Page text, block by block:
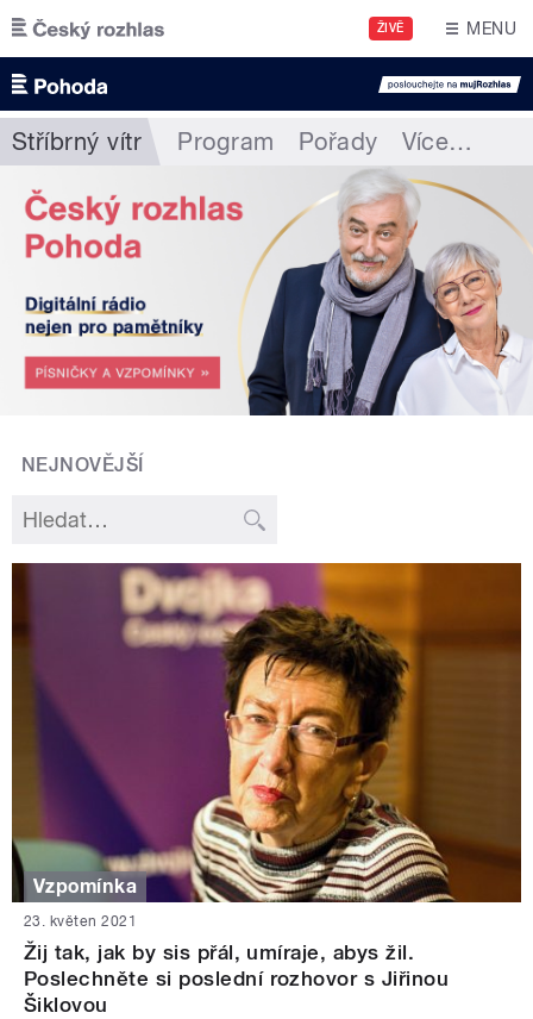
Přejít k hlavnímu obsahu
ŽIVĚ MENU
Stříbrný vítr Program Pořady Více…
NEJNOVĚJŠÍ
Vzpomínka
23. květen 2021
Žij tak, jak by sis přál, umíraje, abys žil.
Poslechněte si poslední rozhovor s Jiřinou
Šiklovou